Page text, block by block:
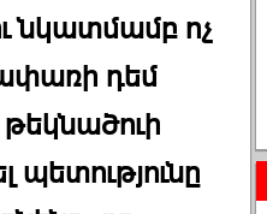
նկատմամբ ոչ
դեմ
պետությունը